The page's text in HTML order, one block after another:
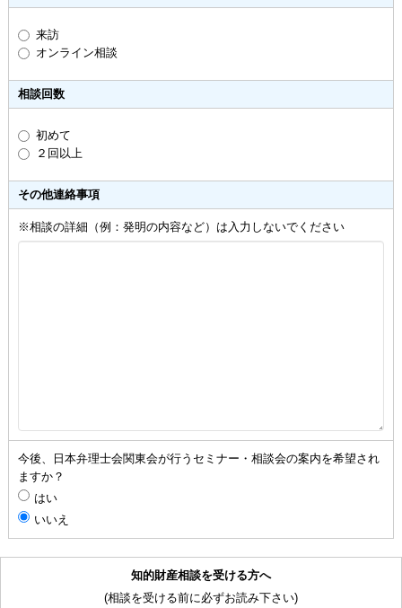
来訪
オンライン相談
相談回数
初めて
２回以上
その他連絡事項
※相談の詳細（例：発明の内容など）は入力しないでください
今後、日本弁理士会関東会が行うセミナー・相談会の案内を希望され
ますか？
はい
いいえ
知的財産相談を受ける方へ
(相談を受ける前に必ずお読み下さい)